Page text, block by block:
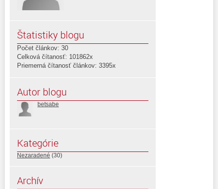
Štatistiky blogu
Počet článkov: 30
Celková čítanosť: 101862x
Priemerná čítanosť článkov: 3395x
Autor blogu
betsabe
Kategórie
Nezaradené (30)
Archív